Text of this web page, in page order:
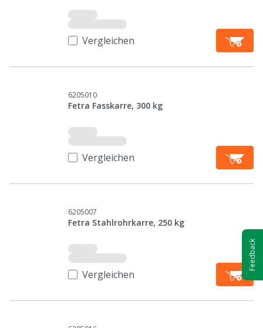
Vergleichen
6205010
Fetra Fasskarre, 300 kg
Vergleichen
6205007
Fetra Stahlrohrkarre, 250 kg
Vergleichen
Feedback